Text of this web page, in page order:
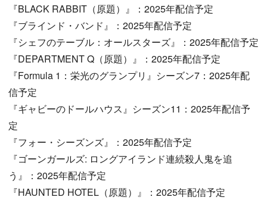
『BLACK RABBIT（原題）』：2025年配信予定
『ブラインド・バンド』：2025年配信予定
『シェフのテーブル：オールスターズ』：2025年配信予定
『DEPARTMENT Q（原題）』：2025年配信予定
『Formula 1：栄光のグランプリ』シーズン7：2025年配
信予定
『ギャビーのドールハウス』シーズン11：2025年配信予
定
『フォー・シーズンズ』：2025年配信予定
『ゴーンガールズ: ロングアイランド連続殺人鬼を追
う』：2025年配信予定
『HAUNTED HOTEL（原題）』：2025年配信予定